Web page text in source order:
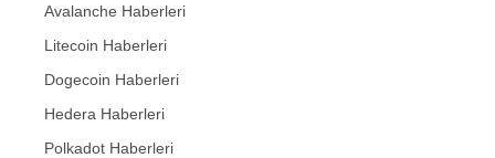
Avalanche Haberleri
Litecoin Haberleri
Dogecoin Haberleri
Hedera Haberleri
Polkadot Haberleri